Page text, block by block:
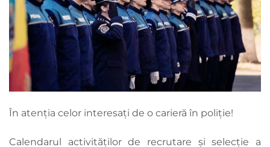
În atenția celor interesați de o carieră în poliție!
Calendarul activităților de recrutare și selecție a